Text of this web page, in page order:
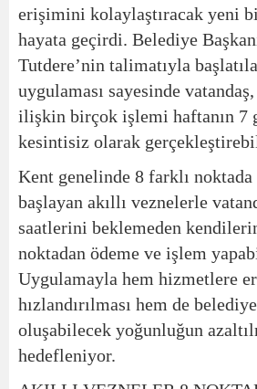
erişimini kolaylaştıracak yeni
hayata geçirdi. Belediye
Tutdere’nin talimatıyla
uygulaması sayesinde
ilişkin birçok işlemi haftanın 7
kesintisiz olarak
Kent genelinde 8 farklı
başlayan akıllı veznelerle
saatlerini beklemeden
noktadan ödeme ve işlem
Uygulamayla hem hizmetlere
hızlandırılması hem de
oluşabilecek yoğunluğun
hedefleniyor.